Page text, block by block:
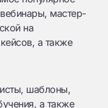
мастер-
на
а также
шаблоны,
а также